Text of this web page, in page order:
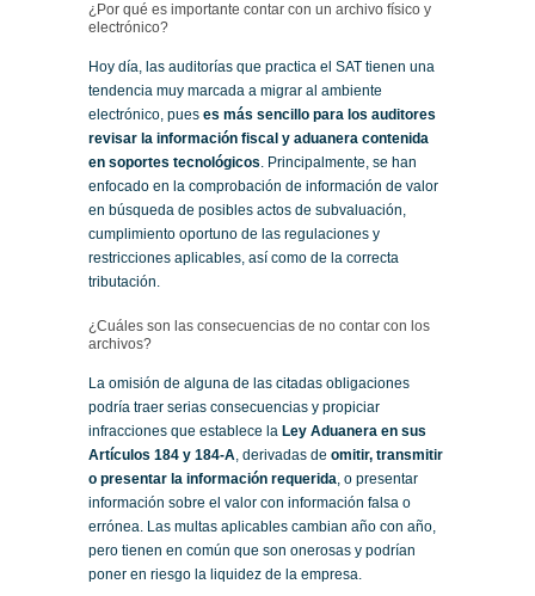
¿Por qué es importante contar con un archivo físico y
electrónico?
Hoy día, las auditorías que practica el SAT tienen una
tendencia muy marcada a migrar al ambiente
electrónico, pues es más sencillo para los auditores
revisar la información fiscal y aduanera contenida
en soportes tecnológicos. Principalmente, se han
enfocado en la comprobación de información de valor
en búsqueda de posibles actos de subvaluación,
cumplimiento oportuno de las regulaciones y
restricciones aplicables, así como de la correcta
tributación.
¿Cuáles son las consecuencias de no contar con los
archivos?
La omisión de alguna de las citadas obligaciones
podría traer serias consecuencias y propiciar
infracciones que establece la Ley Aduanera en sus
Artículos 184 y 184-A, derivadas de omitir, transmitir
o presentar la información requerida, o presentar
información sobre el valor con información falsa o
errónea. Las multas aplicables cambian año con año,
pero tienen en común que son onerosas y podrían
poner en riesgo la liquidez de la empresa.